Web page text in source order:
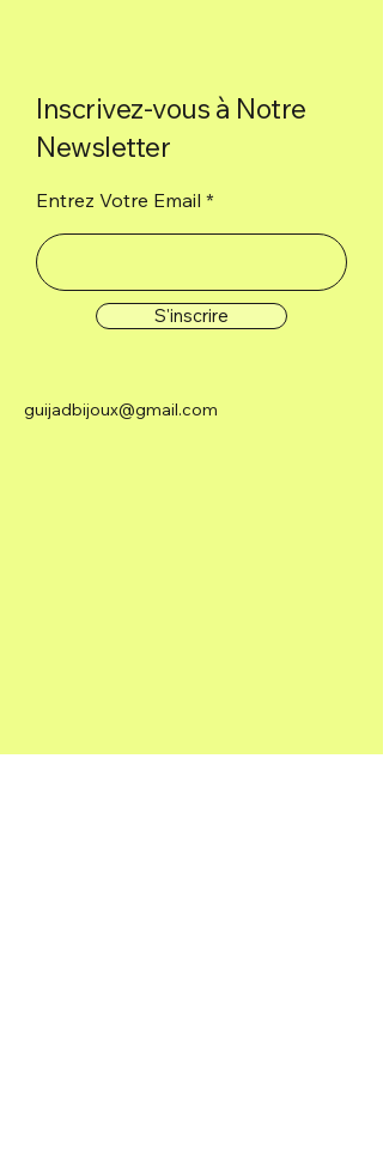
Inscrivez-vous à Notre
Newsletter
Entrez Votre Email
S'inscrire
guijadbijoux@gmail.com